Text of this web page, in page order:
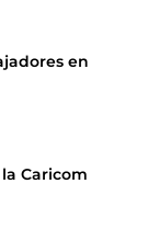
en
Caricom